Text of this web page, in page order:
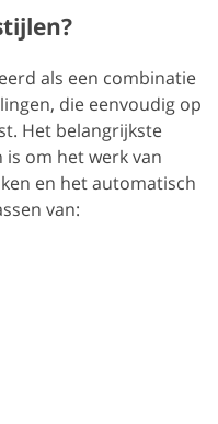
als een combinatie
die eenvoudig op
Het belangrijkste
is om het werk van
en het automatisch
van: